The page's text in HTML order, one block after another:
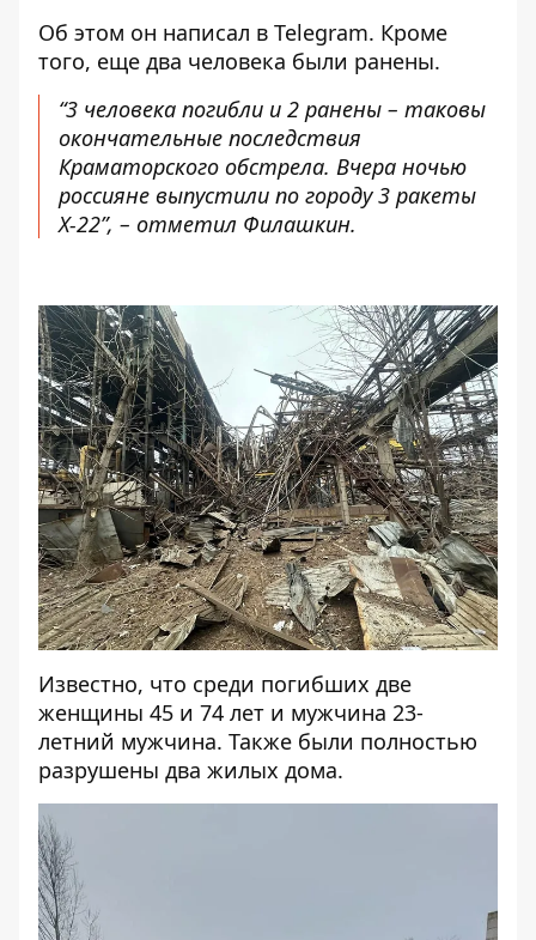
Об этом он написал в Telegram. Кроме
того, еще два человека были ранены.
“3 человека погибли и 2 ранены – таковы
окончательные последствия
Краматорского обстрела. Вчера ночью
россияне выпустили по городу 3 ракеты
Х-22”, – отметил Филашкин.
Известно, что среди погибших две
женщины 45 и 74 лет и мужчина 23-
летний мужчина. Также были полностью
разрушены два жилых дома.